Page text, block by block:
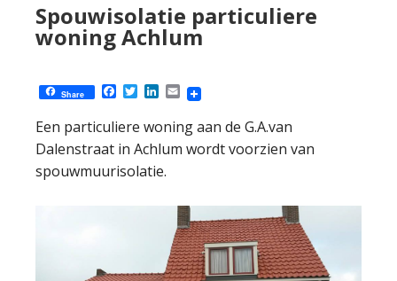
Spouwisolatie particuliere
woning Achlum
Share Facebook
TwitterLinkedIn
Email
Een particuliere woning aan de G.A.van
Dalenstraat in Achlum wordt voorzien van
spouwmuurisolatie.